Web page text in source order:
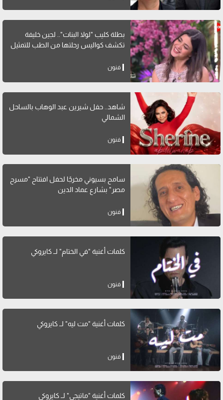
بطلة كليب "لولا البنات".. لجين خليفة
تكشف كواليس رحلتها من الطب للتمثيل
فنون
شاهد.. حفل شيرين عبد الوهاب بالساحل
الشمالي
فنون
سامح بسيوني مخرجًا لحفل افتتاح "مسرح
مصر" بشارع عماد الدين
فنون
كلمات أغنية "في الختام" لــ كايروكي
فنون
كلمات أغنية "مت ليه" لــ كايروكي
فنون
كلمات أغنية "ماتيجي" لــ كايروكي